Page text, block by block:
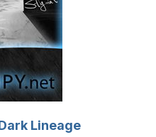
Lineage